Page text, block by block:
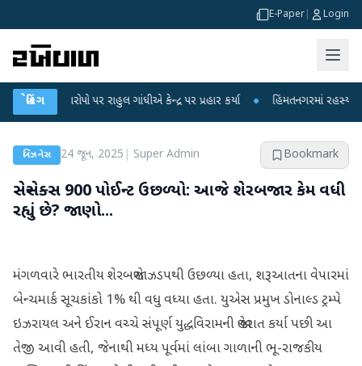
E-Paper Login
બ્રેકિંગ
આરોપો પર રાહુલ ગાંધીએ કેન્દ્ર પર પ્રહાર કર્યા ● હિંમતનગરમાં રહસ્યમય વાયરસ
બિઝનેસ 24 જૂન, 2025 Super Admin Bookmark
સેન્સેક્સ 900 પોઈન્ટ ઉછળ્યો: આજે શેરબજાર કેમ વધી
રહ્યું છે? જાણો...
મંગળવારે ભારતીય શેરબજારો ઝડપથી ઉછળ્યા હતા, શરૂઆતના વેપારમાં
બેન્ચમાર્ક સૂચકાંકો 1% થી વધુ વધ્યા હતા. યુએસ પ્રમુખ ડોનાલ્ડ ટ્રમ્પે
ઇઝરાયલ અને ઈરાન વચ્ચે સંપૂર્ણ યુદ્ધવિરામની જાહેરાત કર્યા પછી આ
તેજી આવી હતી, જેનાથી મધ્ય પૂર્વમાં લાંબા ગાળાની ભૂ-રાજકીય